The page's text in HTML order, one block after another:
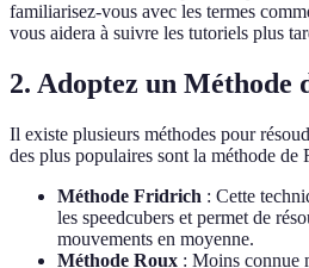
familiarisez-vous avec les termes
vous aidera à suivre les tutoriels plus
2. Adoptez un Méthode
Il existe plusieurs méthodes pour
des plus populaires sont la méthode
Méthode Fridrich : Cette
les speedcubers et permet de
mouvements en moyenne.
Méthode Roux : Moins connue